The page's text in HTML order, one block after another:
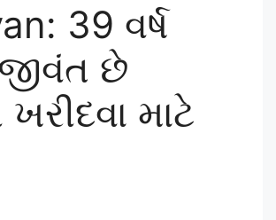
39 વર્ષ
છે
ખરીદવા માટે